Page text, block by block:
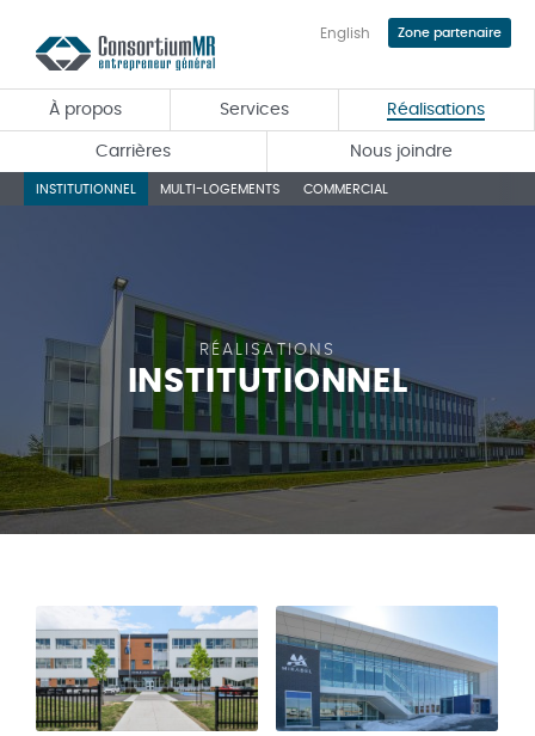
contenu
principal
À propos Services Réalisations
Carrières Nous joindre
English Zone partenaire
INSTITUTIONNEL MULTI-LOGEMENTS COMMERCIAL
RÉALISATIONS
INSTITUTIONNEL